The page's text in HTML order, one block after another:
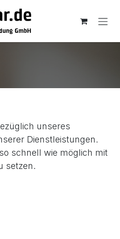
unseres
Dienstleistungen.
schnell wie möglich mit
setzen.